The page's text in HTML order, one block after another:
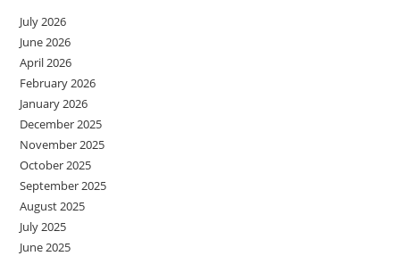
July 2026
June 2026
April 2026
February 2026
January 2026
December 2025
November 2025
October 2025
September 2025
August 2025
July 2025
June 2025